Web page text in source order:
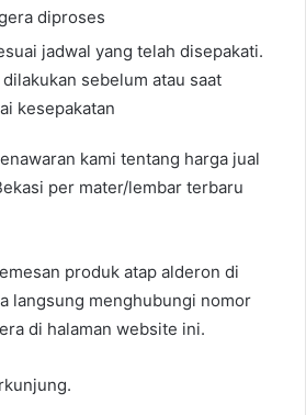
diproses
jadwal yang telah disepakati.
sebelum atau saat
kesepakatan
kami tentang harga jual
per mater/lembar terbaru
produk atap alderon di
langsung menghubungi nomor
di halaman website ini.